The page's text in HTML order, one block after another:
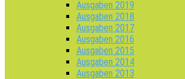
Ausgaben 2019
Ausgaben 2018
Ausgaben 2017
Ausgaben 2016
Ausgaben 2015
Ausgaben 2014
Ausgaben 2013